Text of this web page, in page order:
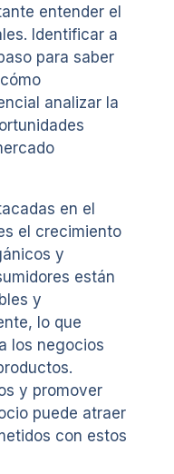
entender el
Identificar a
para saber
analizar la
en el
el crecimiento
y
están
y
lo que
los negocios
y promover
puede atraer
con estos